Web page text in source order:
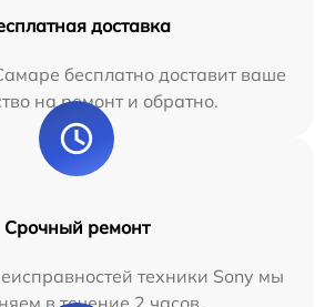
доставка
бесплатно доставит ваше
на ремонт и обратно.
Срочный ремонт
техники Sony мы